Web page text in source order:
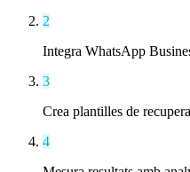
2
Integra WhatsApp
3
Crea plantilles de
4